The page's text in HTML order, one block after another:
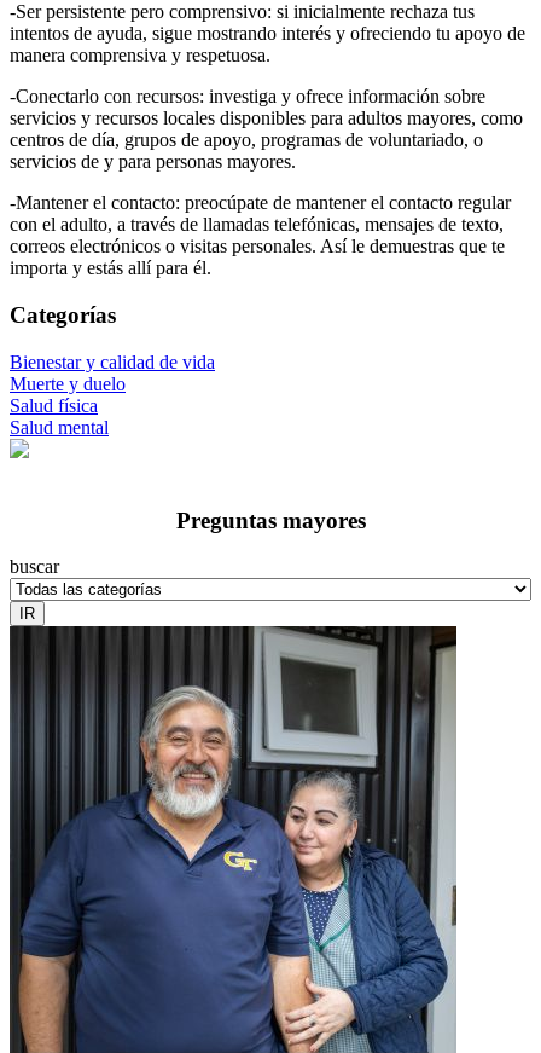
-Ser persistente pero comprensivo: si inicialmente rechaza tus
intentos de ayuda, sigue mostrando interés y ofreciendo tu apoyo de
manera comprensiva y respetuosa.
-Conectarlo con recursos: investiga y ofrece información sobre
servicios y recursos locales disponibles para adultos mayores, como
centros de día, grupos de apoyo, programas de voluntariado, o
servicios de y para personas mayores.
-Mantener el contacto: preocúpate de mantener el contacto regular
con el adulto, a través de llamadas telefónicas, mensajes de texto,
correos electrónicos o visitas personales. Así le demuestras que te
importa y estás allí para él.
Categorías
Bienestar y calidad de vida
Muerte y duelo
Salud física
Salud mental
Preguntas mayores
buscar
IR